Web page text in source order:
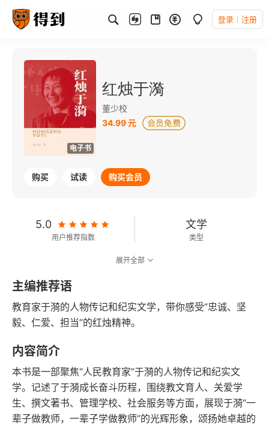
登录 注册
电子书
红烛于漪
董少校
34.99 元
购买 试读 购买会员
5.0
用户推荐指数
文学
类型
2020-09-01
发行日期
展开全部
主编推荐语
教育家于漪的人物传记和纪实文学，带你感受“忠诚、坚
毅、仁爱、担当”的红烛精神。
内容简介
本书是一部聚焦“人民教育家”于漪的人物传记和纪实文
学。记述了于漪成长奋斗历程，围绕教文育人、关爱学
生、撰文著书、管理学校、社会服务等方面，展现于漪“一
辈子做教师，一辈子学做教师”的光辉形象，颂扬她卓越的